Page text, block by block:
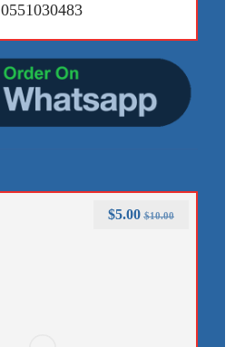
0551030483
$10.00
$5.00